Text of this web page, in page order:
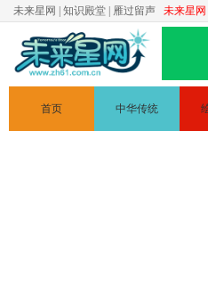
未来星网 知识殿堂 雁过留声 未来星
首页 中华传统